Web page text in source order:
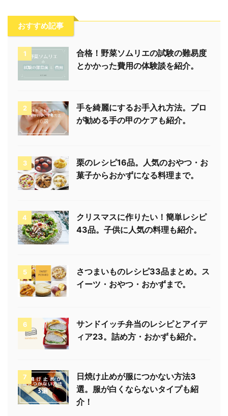
おすすめ記事
1
合格！野菜ソムリエの試験の難易度
とかかった費用の体験談を紹介。
2
手を綺麗にするお手入れ方法。プロ
が勧める手の甲のケアも紹介。
3
栗のレシピ16品。人気のおやつ・お
菓子からおかずになる料理まで。
4
クリスマスに作りたい！簡単レシピ
43品。子供に人気の料理も紹介。
5
さつまいものレシピ33品まとめ。ス
イーツ・おやつ・おかずまで。
6
サンドイッチ弁当のレシピとアイデ
ィア23。詰め方・おかずも紹介。
7
日焼け止めが服につかない方法3
選。服が白くならないタイプも紹
介！